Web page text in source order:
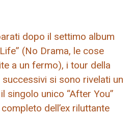
dopo il settimo album
(No Drama, le cose
a un fermo), i tour della
si sono rivelati un
singolo unico “After You”
dell’ex riluttante